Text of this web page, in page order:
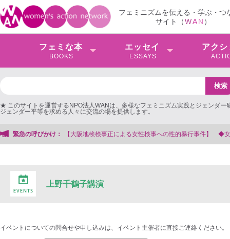
フェミニズムを伝える・学ぶ・つ
サイト（WAN ）
フェミな本
BOOKS
エッセイ
ESSAYS
アクシ
★ このサイトを運営するNPO法人WANは、多様なフェミニズム実践とジェンダー
ジェンダー平等を求める人々に交流の場を提供します。
緊急の呼びかけ：
地検検事正による女性検事への性的暴行事件】 ◆女性検事を支援する会事務局
上野千鶴子講演
イベントについての問合せや申し込みは、イベント主催者に直接ご連絡ください。